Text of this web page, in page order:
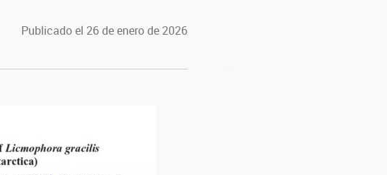
Publicado el 26 de enero de 2026